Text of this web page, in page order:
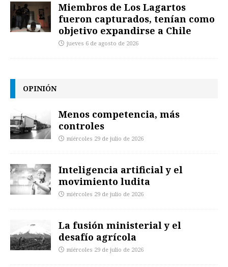
Miembros de Los Lagartos
fueron capturados, tenían como
objetivo expandirse a Chile
jueves 6 de agosto de 2026
OPINIÓN
Menos competencia, más
controles
miércoles 29 de julio de 2026
Inteligencia artificial y el
movimiento ludita
miércoles 29 de julio de 2026
La fusión ministerial y el
desafío agrícola
miércoles 29 de julio de 2026